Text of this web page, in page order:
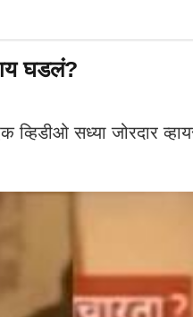
घडलं?
सध्या जोरदार